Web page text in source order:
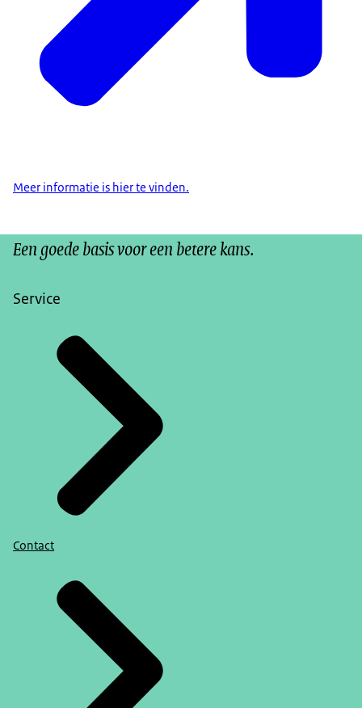
Meer informatie is hier te vinden.
Een goede basis voor een betere kans.
Service
Contact